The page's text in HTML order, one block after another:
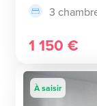
3
1 150 €
À saisir